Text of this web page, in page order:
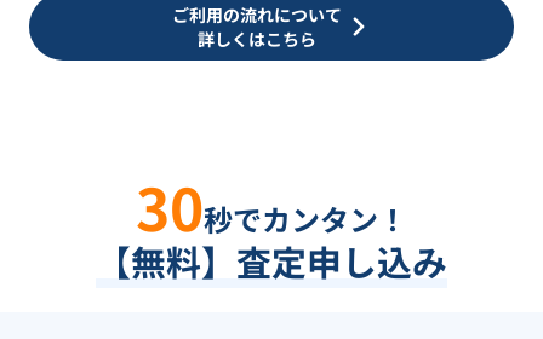
ご利用の流れについて
詳しくはこちら
30秒でカンタン！
【無料】査定申し込み